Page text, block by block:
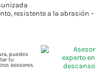
resistente a la abrasión –
puedes
tu
asesores.